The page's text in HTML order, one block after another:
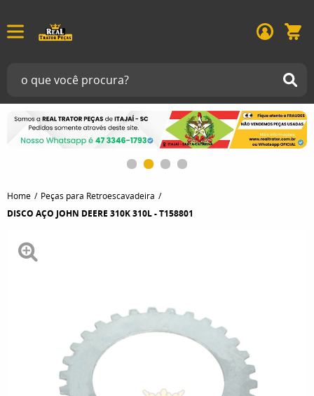
Home Peças para Retroescavadeira
DISCO AÇO JOHN DEERE 310K 310L - T158801